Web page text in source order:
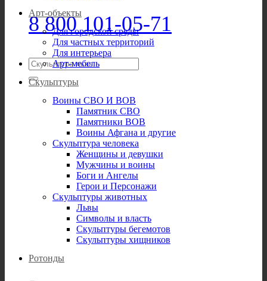
8 800 101-05-71
Искать:
Арт-объекты
Для городской среды
Для частных территорий
Для интерьера
Арт-мебель
Скульптуры
Воины СВО И ВОВ
Памятник СВО
Памятники ВОВ
Воины Афгана и другие
Скульптура человека
Женщины и девушки
Мужчины и воины
Боги и Ангелы
Герои и Персонажи
Скульптуры животных
Львы
Символы и власть
Скульптуры бегемотов
Скульптуры хищников
Ротонды